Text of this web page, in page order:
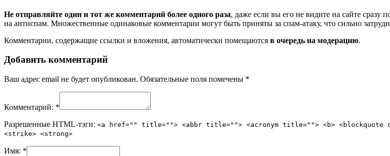
Не отправляйте один и тот же комментарий более одного раза, даже если вы его не видите на сайте
на антиспам. Множественные одинаковые комментарии могут быть приняты за спам-атаку, что сильно
Комментарии, содержащие ссылки и вложения, автоматически помещаются в очередь на модерацию.
Добавить комментарий
Ваш адрес email не будет опубликован. Обязательные поля помечены *
Комментарий: *
Разрешенные HTML-тэги: <a href="" title=""> <abbr title=""> <acronym title=""> <b> <blockquote
<strike> <strong>
Имя: *